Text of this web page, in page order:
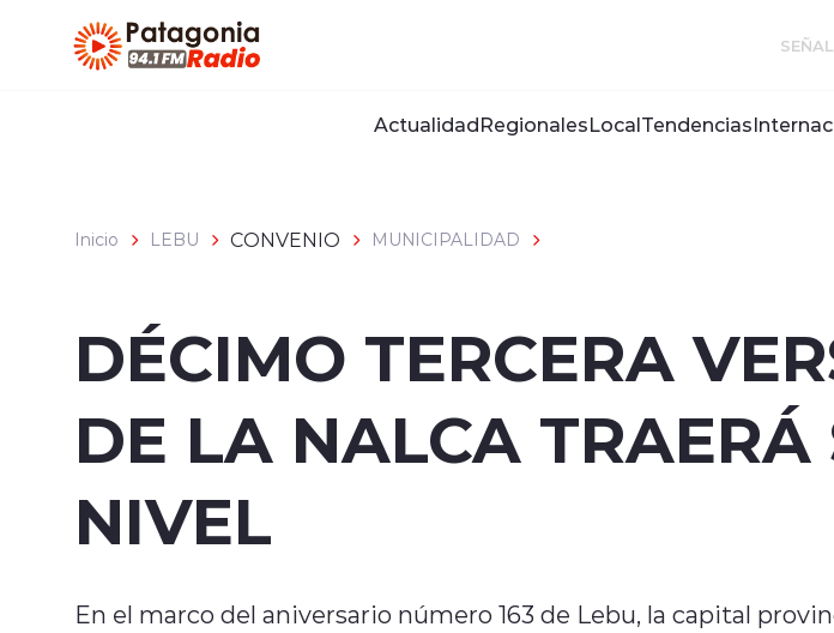
SEÑAL
ActualidadRegionalesLocalTendencias
Inicio LEBU CONVENIO MUNICIPALIDAD
DÉCIMO TERCERA
DE LA NALCA
NIVEL
En el marco del aniversario número 163 de Lebu, la capital